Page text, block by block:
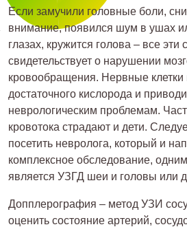
Если замучили головные боли,
внимание, появился шум в ушах
глазах, кружится голова – все эти
свидетельствует о нарушении
кровообращения. Нервные клетки
достаточного кислорода и
неврологическим проблемам.
кровотока страдают и дети.
посетить невролога, который и
комплексное обследование,
является УЗГД шеи и головы или
Допплерография – метод УЗИ
оценить состояние артерий,